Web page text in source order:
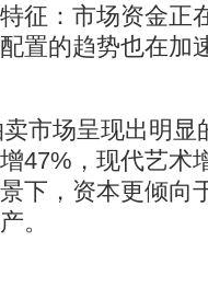
征：市场资金正
置的趋势也在加
卖市场呈现出明
47%，现代艺术
下，资本更倾向
。